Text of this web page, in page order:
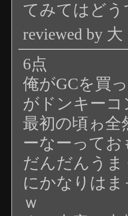
てみてはど
reviewed by 大
6点
俺がGCを買
がドンキー
最初の頃ゎ全
ーなーって
だんだんう
にかなりは
ｗ